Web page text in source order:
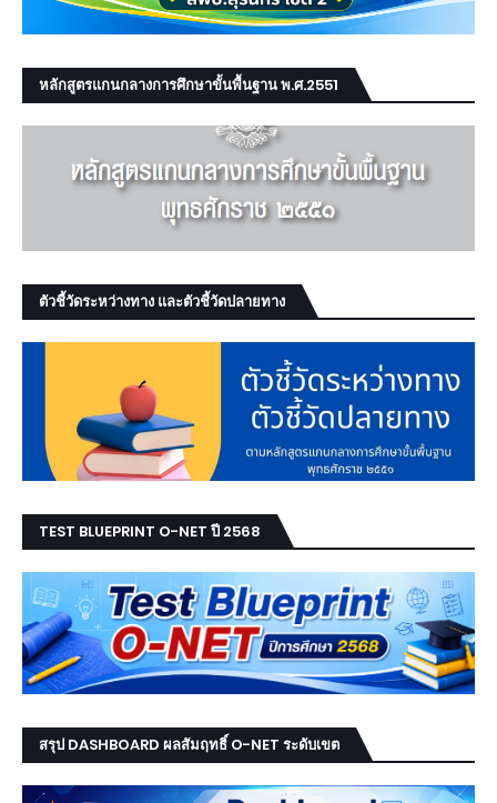
หลักสูตรแกนกลางการศึกษาขั้นพื้นฐาน พ.ศ.2551
ตัวชี้วัดระหว่างทาง และตัวชี้วัดปลายทาง
TEST BLUEPRINT O-NET ปี 2568
สรุป DASHBOARD ผลสัมฤทธิ์ O-NET ระดับเขต